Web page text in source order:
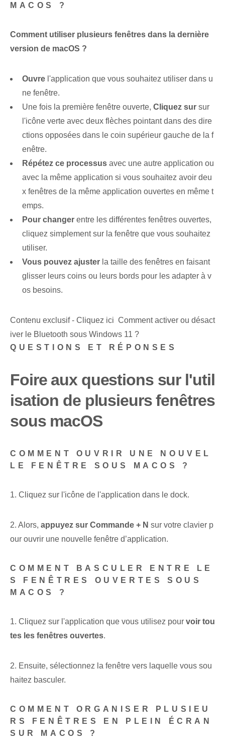
‌MACOS ?
Comment utiliser plusieurs fenêtres dans la dernière
version de macOS ?
Ouvre l'application que vous souhaitez utiliser dans u
ne fenêtre.
Une fois la première fenêtre ouverte, Cliquez sur sur
l'icône verte avec deux flèches pointant dans des dire
ctions opposées dans le coin supérieur gauche de la f
enêtre.
Répétez ce processus ⁤avec une autre application⁣ ou
avec ⁣la même⁤ application si vous souhaitez avoir⁢ deu
x fenêtres de la même application ouvertes en même t
emps.
Pour changer entre les différentes fenêtres ouvertes,
cliquez simplement sur la fenêtre que vous souhaitez
utiliser.
Vous pouvez ajuster la taille des fenêtres en faisant
glisser leurs coins ou leurs bords pour les adapter à v
os besoins.
Contenu exclusif - Cliquez ici Comment activer ou désact
iver le Bluetooth sous Windows 11 ?
QUESTIONS ET RÉPONSES
Foire aux questions sur l'util
isation de plusieurs fenêtres
sous macOS
COMMENT OUVRIR UNE NOUVEL
LE FENÊTRE SOUS MACOS ?
1. Cliquez sur l'icône de l'application dans le dock.
2. ⁤Alors, appuyez sur ‍Commande + N sur votre clavier p
our ouvrir une nouvelle fenêtre d’application.
COMMENT BASCULER ENTRE LE
S FENÊTRES OUVERTES SOUS
MACOS ?
1. Cliquez sur l'application que vous utilisez pour voir tou
tes les fenêtres ouvertes.
2. Ensuite, sélectionnez la fenêtre vers laquelle vous sou
haitez basculer.
COMMENT ORGANISER PLUSIEU
RS FENÊTRES EN PLEIN ÉCRAN
SUR MACOS ?